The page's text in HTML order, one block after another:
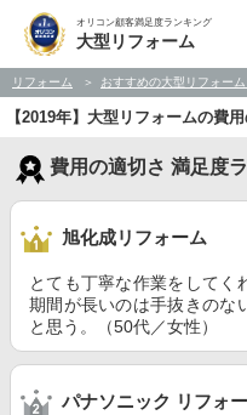
オリコン顧客満足度ランキング
大型リフォーム
リフォーム おすすめの大型リフォー
【2019年】大型リフォームの費
費用の適切さ 満足度
旭化成リフォーム
とても丁寧な作業をしてく
期間が長いのは手抜きのな
と思う。（50代／女性）
パナソニック リフォ